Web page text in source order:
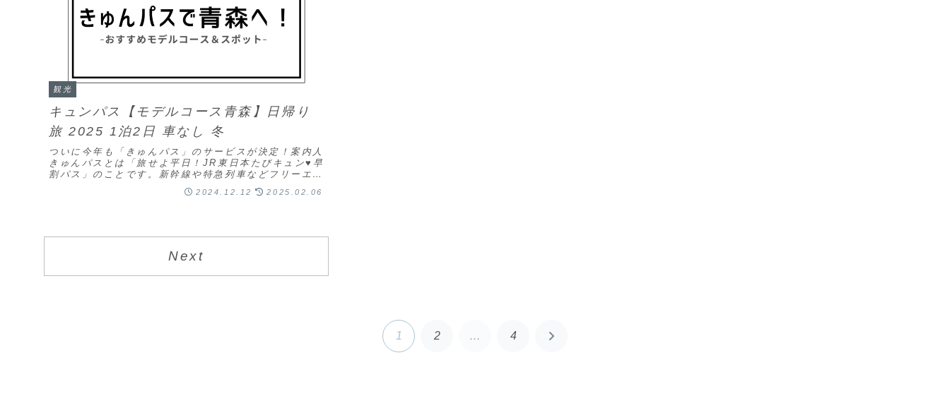
観光
キュンパス【モデルコース青森】日帰り
旅 2025 1泊2日 車なし 冬
ついに今年も「きゅんパス」のサービスが決定！案内人
きゅんパスとは「旅せよ平日！JR東日本たびキュン♥早
割パス」のことです。新幹線や特急列車などフリーエリ
ア（自由席を含む）が、1日・連続する2日間乗り放...
2024.12.12 2025.02.06
Next
1 2 … 4
次